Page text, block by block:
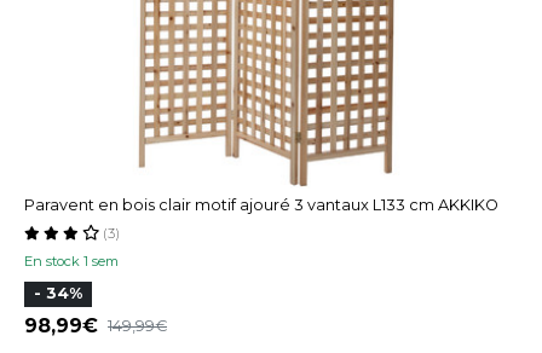
Paravent en bois clair motif ajouré 3 vantaux L133 cm AKKIKO
En stock 1 sem
(3)
- 34%
98,99 149,99